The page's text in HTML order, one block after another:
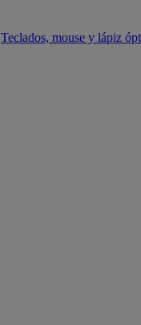
Teclados, mouse y lápiz